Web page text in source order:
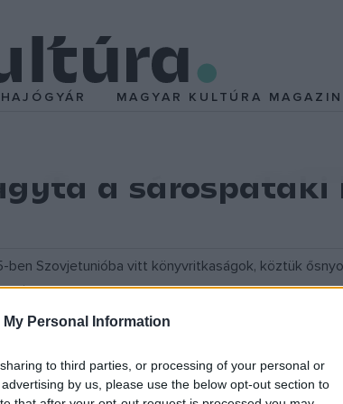
My Personal Information
to third parties, or processing of your personal or
by us, please use the below opt-out section to
HAJÓGYÁR MAGYAR KULTÚRA MAGAZIN
a sárospataki
Szovjetunióba vitt könyvritkaságok, köztük
Ellenszavazat nem volt.
aláírása és a hivatalos közzététel szükséges. A
- március elején esedékes magyarországi